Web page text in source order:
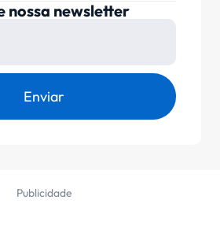
nossa newsletter
Enviar
Publicidade